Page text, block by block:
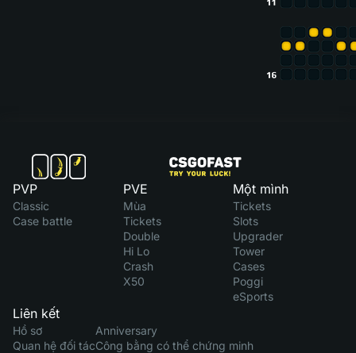
PVP
Classic
Case battle
PVE
Mùa
Tickets
Double
Hi Lo
Crash
X50
Một mình
Tickets
Slots
Upgrader
Tower
Cases
Poggi
eSports
Liên kết
Hồ sơ
Quan hệ đối tác
Anniversary
Công bằng có thể chứng minh